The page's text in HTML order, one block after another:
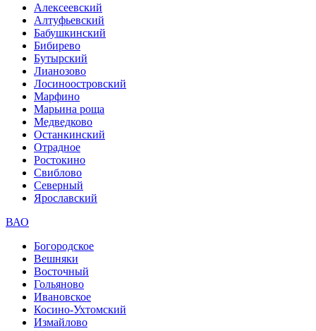
Алексеевский
Алтуфьевский
Бабушкинский
Бибирево
Бутырский
Лианозово
Лосиноостровский
Марфино
Марьина роща
Медведково
Останкинский
Отрадное
Ростокино
Свиблово
Северный
Ярославский
ВАО
Богородское
Вешняки
Восточный
Гольяново
Ивановское
Косино-Ухтомский
Измайлово